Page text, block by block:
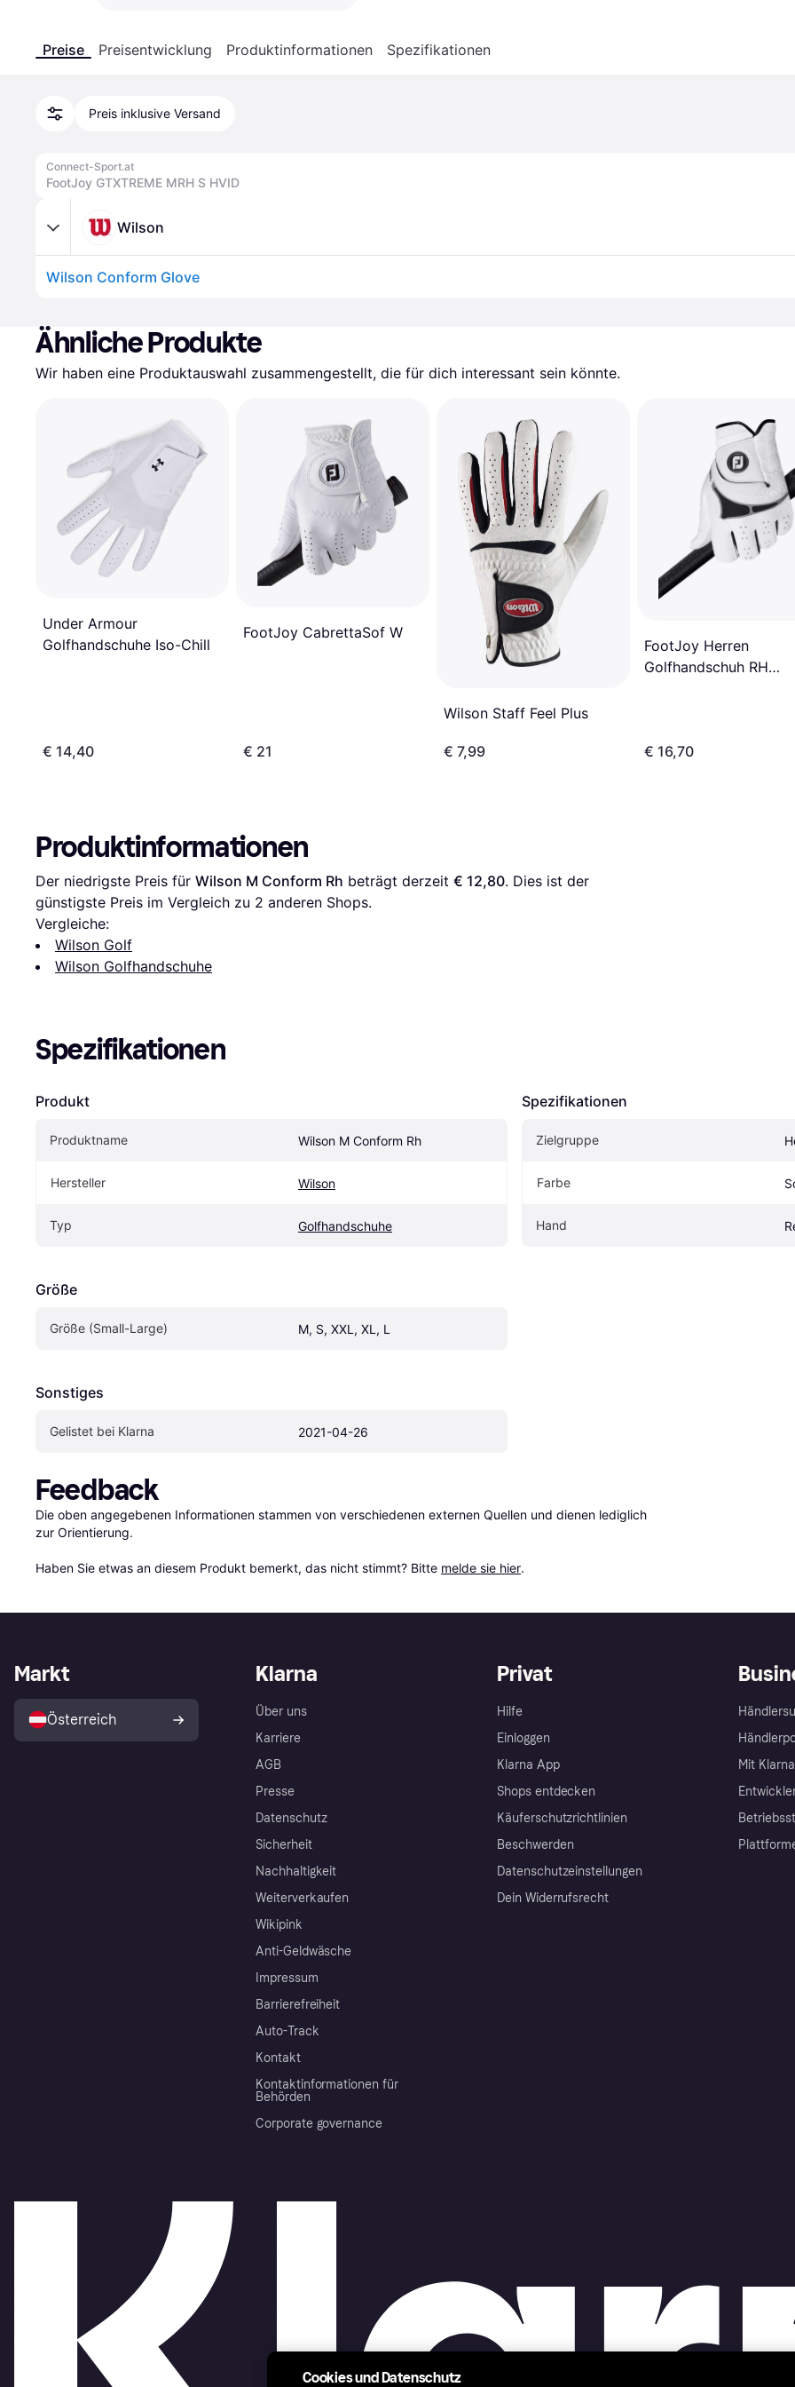
Preise Preisentwicklung Produktinformationen Spezifikationen
Preis inklusive Versand
Connect-Sport.at
FootJoy GTXTREME MRH S HVID
Wilson
Wilson Conform Glove
Ähnliche Produkte
Wir haben eine Produktauswahl zusammengestellt, die für dich interessant sein könnte.
Under Armour
Golfhandschuhe Iso-Chill
€ 14,40
FootJoy CabrettaSof W
€ 21
Wilson Staff Feel Plus
€ 7,99
FootJoy Herren
Golfhandschuh RH
€ 16,70
Produktinformationen
Der niedrigste Preis für Wilson M Conform Rh beträgt derzeit € 12,80. Dies ist der
günstigste Preis im Vergleich zu 2 anderen Shops.
Vergleiche:
Wilson Golf
Wilson Golfhandschuhe
Spezifikationen
Produkt
Produktname Wilson M Conform Rh
Hersteller Wilson
Typ Golfhandschuhe
Größe
Größe (Small-Large) M, S, XXL, XL, L
Sonstiges
Gelistet bei Klarna 2021-04-26
Spezifikationen
Zielgruppe
Farbe
Hand
Feedback
Die oben angegebenen Informationen stammen von verschiedenen externen Quellen und dienen lediglich
zur Orientierung.
Haben Sie etwas an diesem Produkt bemerkt, das nicht stimmt? Bitte melde sie hier.
Klarna
Über uns
Karriere
AGB
Presse
Datenschutz
Sicherheit
Nachhaltigkeit
Weiterverkaufen
Wikipink
Anti-Geldwäsche
Impressum
Barrierefreiheit
Auto-Track
Kontakt
Kontaktinformationen für
Behörden
Corporate governance
Privat
Hilfe
Einloggen
Klarna App
Shops entdecken
Käuferschutzrichtlinien
Beschwerden
Datenschutzeinstellungen
Dein Widerrufsrecht
Mit
Markt
Österreich
Cookies und Datenschutz